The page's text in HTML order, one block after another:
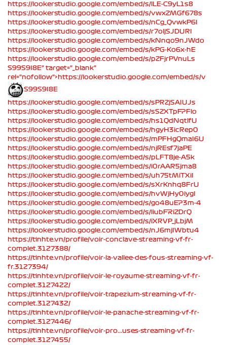
https://lookerstudio.google.com/embed/s/lLE-C9yL1s8
https://lookerstudio.google.com/embed/s/vwxZMGf678s
https://lookerstudio.google.com/embed/s/nCg_QvwkP6I
https://lookerstudio.google.com/embed/s/r7oljSJDURI
https://lookerstudio.google.com/embed/s/kNnqo9nJWdo
https://lookerstudio.google.com/embed/s/kPG-Ko6x-hE
https://lookerstudio.google.com/embed/s/pZFjrPVnuLs
S99S9I8E" target="_blank"
rel="nofollow">https://lookerstudio.google.com/embed/s/v
S99S9I8E
https://lookerstudio.google.com/embed/s/sPRZjSAIUJs
https://lookerstudio.google.com/embed/s/sSZXTpFPFlo
https://lookerstudio.google.com/embed/s/hs1QdNqtlfU
https://lookerstudio.google.com/embed/s/hgyH3icRep0
https://lookerstudio.google.com/embed/s/mPFHgQmaI6U
https://lookerstudio.google.com/embed/s/njREsf7jaPE
https://lookerstudio.google.com/embed/s/pLFT8je-A5k
https://lookerstudio.google.com/embed/s/i0rAAR5jma8
https://lookerstudio.google.com/embed/s/uh75tMiTXiI
https://lookerstudio.google.com/embed/s/sXrKnhq8FrU
https://lookerstudio.google.com/embed/s/hvWjHy0iygI
https://lookerstudio.google.com/embed/s/go48uEP3m-4
https://lookerstudio.google.com/embed/s/liubFRiZDrQ
https://lookerstudio.google.com/embed/s/iXRVP_jLbjM
https://lookerstudio.google.com/embed/s/nJ6mjIWbtu4
https://tinhte.vn/profile/voir-conclave-streaming-vf-fr-
complet.3127388/
https://tinhte.vn/profile/voir-la-vallee-des-fous-streaming-vf-
fr.3127394/
https://tinhte.vn/profile/voir-le-royaume-streaming-vf-fr-
complet.3127422/
https://tinhte.vn/profile/voir-trapezium-streaming-vf-fr-
complet.3127432/
https://tinhte.vn/profile/voir-le-panache-streaming-vf-fr-
complet.3127446/
https://tinhte.vn/profile/voir-pro...uses-streaming-vf-fr-
complet.3127455/